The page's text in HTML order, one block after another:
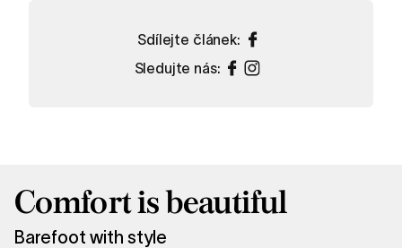
styl s našimi
nejnovějšími
Nakupovat
Sdílejte článek:
Sledujte nás:
Comfort is beautiful
Barefoot with style